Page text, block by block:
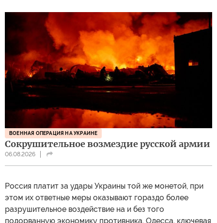
ВОЕННАЯ ОПЕРАЦИЯ НА УКРАИНЕ
Сокрушительное возмездие русской армии
06.08.2026
Россия платит за удары Украины той же монетой, при
этом их ответные меры оказывают гораздо более
разрушительное воздействие на и без того
подорванную экономику противника. Одесса, ключевая